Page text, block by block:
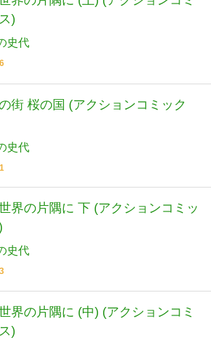
)
史代
街 桜の国 (アクションコミック
史代
界の片隅に 下 (アクションコミッ
史代
界の片隅に (中) (アクションコミ
)